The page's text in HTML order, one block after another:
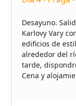
Desayuno.
Karlovy Vary
edificios de
alrededor del
tarde,
Cena y